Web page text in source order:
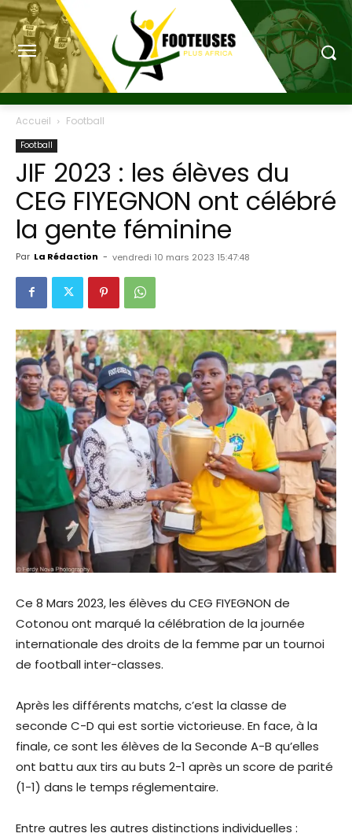
Accueil Football
Football
JIF 2023 : les élèves du
CEG FIYEGNON ont célébré
la gente féminine
Par La Rédaction - vendredi 10 mars 2023 15:47:48
Ce 8 Mars 2023, les élèves du CEG FIYEGNON de
Cotonou ont marqué la célébration de la journée
internationale des droits de la femme par un tournoi
de football inter-classes.
Après les différents matchs, c’est la classe de
seconde C-D qui est sortie victorieuse. En face, à la
finale, ce sont les élèves de la Seconde A-B qu’elles
ont battu aux tirs au buts 2-1 après un score de parité
(1-1) dans le temps réglementaire.
Entre autres les autres distinctions individuelles :